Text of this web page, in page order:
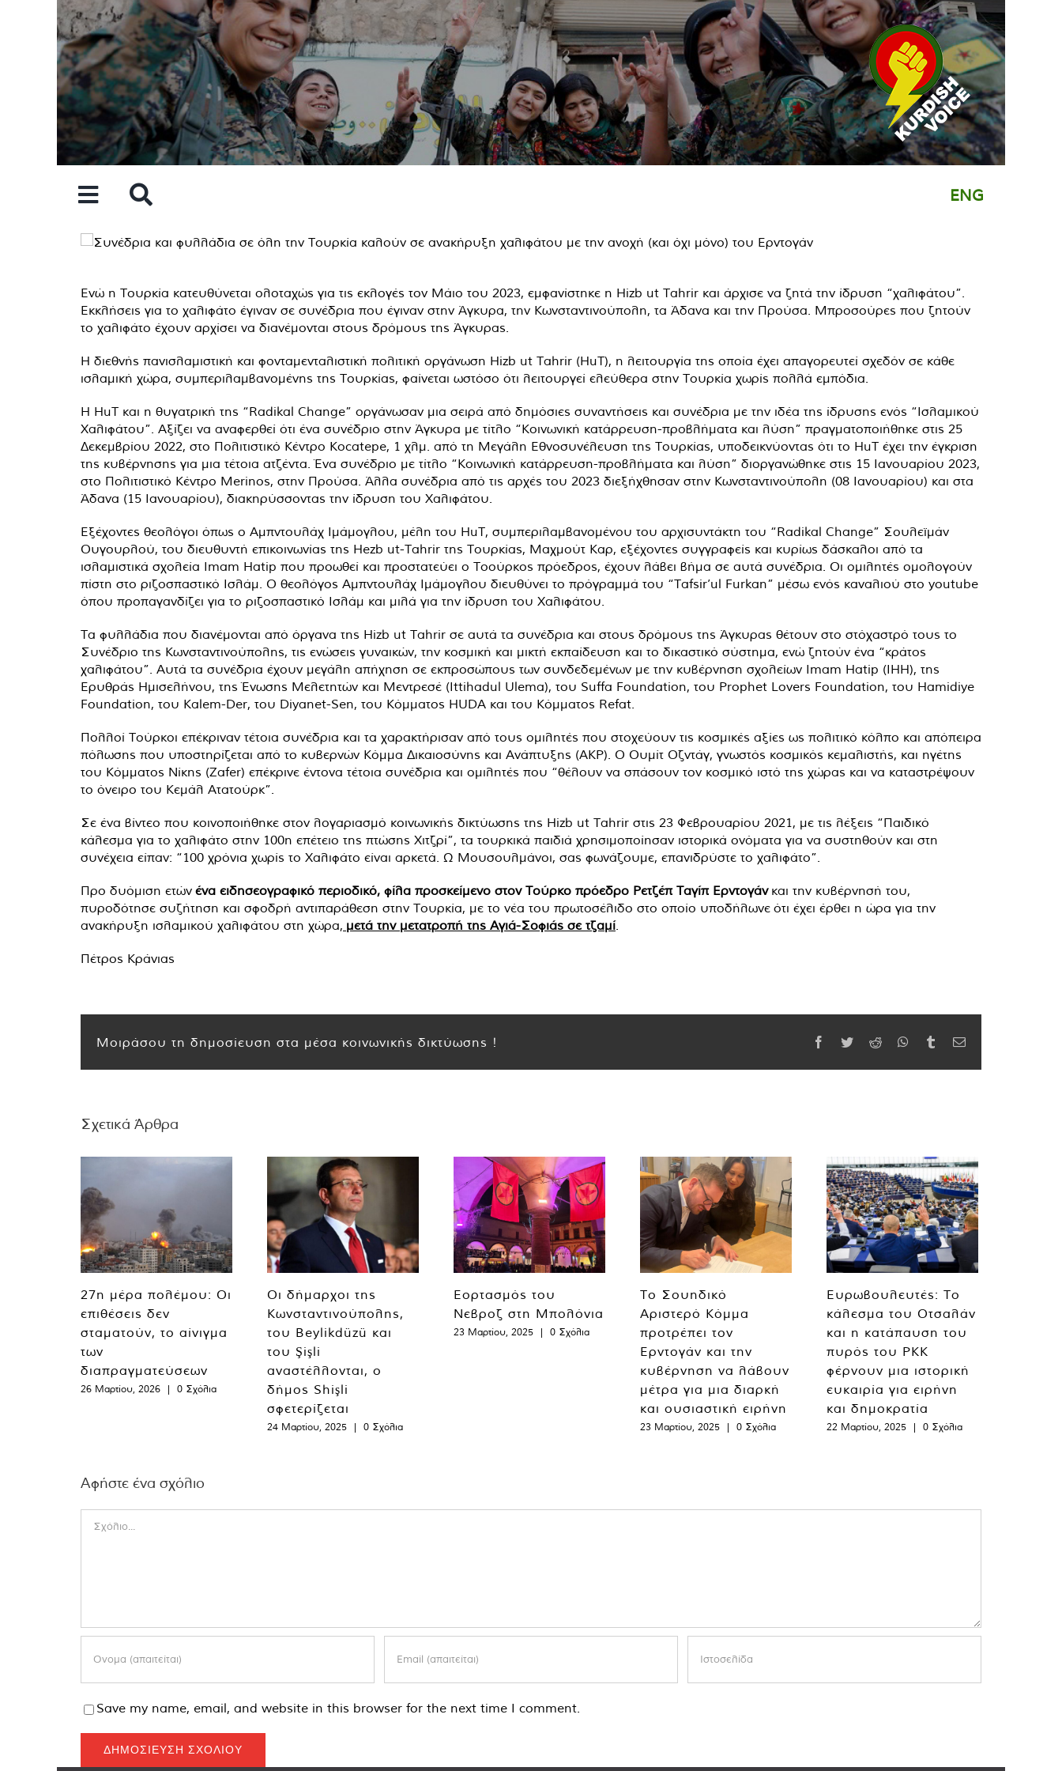
ENG
Ενώ η Τουρκία κατευθύνεται ολοταχώς για τις εκλογές τον Μάιο του 2023, εμφανίστηκε η Hizb ut Tahrir και άρχισε να ζητά την ίδρυση “χαλιφάτου”.
Εκκλήσεις για το χαλιφάτο έγιναν σε συνέδρια που έγιναν στην Άγκυρα, την Κωνσταντινούπολη, τα Άδανα και την Προύσα. Μπροσούρες που ζητούν
το χαλιφάτο έχουν αρχίσει να διανέμονται στους δρόμους της Άγκυρας.
Η διεθνής πανισλαμιστική και φονταμενταλιστική πολιτική οργάνωση Hizb ut Tahrir (HuT), η λειτουργία της οποία έχει απαγορευτεί σχεδόν σε κάθε
ισλαμική χώρα, συμπεριλαμβανομένης της Τουρκίας, φαίνεται ωστόσο ότι λειτουργεί ελεύθερα στην Τουρκία χωρίς πολλά εμπόδια.
Η HuT και η θυγατρική της “Radikal Change” οργάνωσαν μια σειρά από δημόσιες συναντήσεις και συνέδρια με την ιδέα της ίδρυσης ενός “Ισλαμικού
Χαλιφάτου”. Αξίζει να αναφερθεί ότι ένα συνέδριο στην Άγκυρα με τίτλο “Κοινωνική κατάρρευση-προβλήματα και λύση” πραγματοποιήθηκε στις 25
Δεκεμβρίου 2022, στο Πολιτιστικό Κέντρο Kocatepe, 1 χλμ. από τη Μεγάλη Εθνοσυνέλευση της Τουρκίας, υποδεικνύοντας ότι το HuT έχει την έγκριση
της κυβέρνησης για μια τέτοια ατζέντα. Ένα συνέδριο με τίτλο “Κοινωνική κατάρρευση-προβλήματα και λύση” διοργανώθηκε στις 15 Ιανουαρίου 2023,
στο Πολιτιστικό Κέντρο Merinos, στην Προύσα. Άλλα συνέδρια από τις αρχές του 2023 διεξήχθησαν στην Κωνσταντινούπολη (08 Ιανουαρίου) και στα
Άδανα (15 Ιανουαρίου), διακηρύσσοντας την ίδρυση του Χαλιφάτου.
Εξέχοντες θεολόγοι όπως ο Αμπντουλάχ Ιμάμογλου, μέλη του HuT, συμπεριλαμβανομένου του αρχισυντάκτη του “Radikal Change” Σουλεϊμάν
Ουγουρλού, του διευθυντή επικοινωνίας της Hezb ut-Tahrir της Τουρκίας, Μαχμούτ Καρ, εξέχοντες συγγραφείς και κυρίως δάσκαλοι από τα
ισλαμιστικά σχολεία Imam Hatip που προωθεί και προστατεύει ο Τοούρκος πρόεδρος, έχουν λάβει βήμα σε αυτά συνέδρια. Οι ομιλητές ομολογούν
πίστη στο ριζοσπαστικό Ισλάμ. Ο θεολόγος Αμπντουλάχ Ιμάμογλου διευθύνει το πρόγραμμά του “Tafsir’ul Furkan” μέσω ενός καναλιού στο youtube
όπου προπαγανδίζει για το ριζοσπαστικό Ισλάμ και μιλά για την ίδρυση του Χαλιφάτου.
Τα φυλλάδια που διανέμονται από όργανα της Hizb ut Tahrir σε αυτά τα συνέδρια και στους δρόμους της Άγκυρας θέτουν στο στόχαστρό τους το
Συνέδριο της Κωνσταντινούπολης, τις ενώσεις γυναικών, την κοσμική και μικτή εκπαίδευση και το δικαστικό σύστημα, ενώ ζητούν ένα “κράτος
χαλιφάτου”. Αυτά τα συνέδρια έχουν μεγάλη απήχηση σε εκπροσώπους των συνδεδεμένων με την κυβέρνηση σχολείων Imam Hatip (IHH), της
Ερυθράς Ημισελήνου, της Ένωσης Μελετητών και Μεντρεσέ (Ittihadul Ulema), του Suffa Foundation, του Prophet Lovers Foundation, του Hamidiye
Foundation, του Kalem-Der, του Diyanet-Sen, του Κόμματος HUDA και του Κόμματος Refat.
Πολλοί Τούρκοι επέκριναν τέτοια συνέδρια και τα χαρακτήρισαν από τους ομιλητές που στοχεύουν τις κοσμικές αξίες ως πολιτικό κόλπο και απόπειρα
πόλωσης που υποστηρίζεται από το κυβερνών Κόμμα Δικαιοσύνης και Ανάπτυξης (AKP). Ο Ουμίτ Οζντάγ, γνωστός κοσμικός κεμαλιστής, και ηγέτης
του Κόμματος Νίκης (Zafer) επέκρινε έντονα τέτοια συνέδρια και ομιλητές που “θέλουν να σπάσουν τον κοσμικό ιστό της χώρας και να καταστρέψουν
το όνειρο του Κεμάλ Ατατούρκ”.
Σε ένα βίντεο που κοινοποιήθηκε στον λογαριασμό κοινωνικής δικτύωσης της Hizb ut Tahrir στις 23 Φεβρουαρίου 2021, με τις λέξεις “Παιδικό
κάλεσμα για το χαλιφάτο στην 100η επέτειο της πτώσης Χιτζρί”, τα τουρκικά παιδιά χρησιμοποίησαν ιστορικά ονόματα για να συστηθούν και στη
συνέχεια είπαν: “100 χρόνια χωρίς το Χαλιφάτο είναι αρκετά. Ω Μουσουλμάνοι, σας φωνάζουμε, επανιδρύστε το χαλιφάτο”.
Προ δυόμιση ετών ένα ειδησεογραφικό περιοδικό, φίλα προσκείμενο στον Τούρκο πρόεδρο Ρετζέπ Ταγίπ Ερντογάνκαι την κυβέρνησή του,
πυροδότησε συζήτηση και σφοδρή αντιπαράθεση στην Τουρκία, με το νέα του πρωτοσέλιδο στο οποίο υποδήλωνε ότι έχει έρθει η ώρα για την
ανακήρυξη ισλαμικού χαλιφάτου στη χώρα, μετά την μετατροπή της Αγιά-Σοφιάς σε τζαμί.
Πέτρος Κράνιας
Μοιράσου τη δημοσίευση στα μέσα κοινωνικής δικτύωσης ! Facebook
TwitterReddit WhatsApp
TumblrEmail
Σχετικά Άρθρα
27η μέρα πολέμου: Οι
επιθέσεις δεν
σταματούν, το αίνιγμα
των
διαπραγματεύσεων
26 Μαρτίου, 2026 | 0 Σχόλια
Οι δήμαρχοι της
Κωνσταντινούπολης,
του Beylikdüzü και
του Şişli
αναστέλλονται, ο
δήμος Shişli
σφετερίζεται
24 Μαρτίου, 2025 | 0 Σχόλια
Εορτασμός του
Νεβροζ στη Μπολόνια
23 Μαρτίου, 2025 | 0 Σχόλια
Το Σουηδικό
Αριστερό Κόμμα
προτρέπει τον
Ερντογάν και την
κυβέρνηση να λάβουν
μέτρα για μια διαρκή
και ουσιαστική ειρήνη
23 Μαρτίου, 2025 | 0 Σχόλια
Ευρωβουλευτές: Το
κάλεσμα του Οτσαλάν
και η κατάπαυση του
πυρός του PKK
φέρνουν μια ιστορική
ευκαιρία για ειρήνη
και δημοκρατία
22 Μαρτίου, 2025 | 0 Σχόλια
Αφήστε ένα σχόλιο
Save my name, email, and website in this browser for the next time I comment.